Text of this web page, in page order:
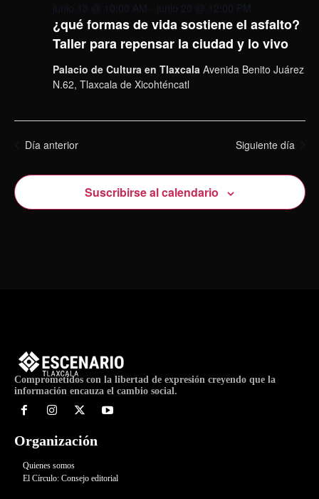
¿qué formas de vida sostiene el asfalto?
Taller para repensar la ciudad y lo vivo
junio 13 @ 10:00 AM - junio 20 @ 12:00 PM
Palacio de Cultura en Tlaxcala Avenida Benito Juárez
N.62, Tlaxcala de Xicohténcatl
Día anterior Siguiente día
Suscribirse al calendario
Comprometidos con la libertad de expresión creyendo que la
información encauza el cambio social.
Organización
Quienes somos
El Círculo: Consejo editorial